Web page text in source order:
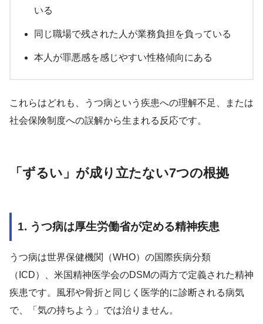
いる
同じ職場で残された人が業務負担を負っている
本人が罪悪感を感じやすい性格傾向にある
これらはどれも、うつ病という疾患への理解不足、または
社会保険制度への誤解から生まれる反応です。
「ずるい」が成り立たない7つの根拠
1. うつ病は厚生労働省が定める精神疾患
うつ病は世界保健機関（WHO）の国際疾病分類
（ICD）、米国精神医学会のDSMの両方で定義された精神
疾患です。風邪や骨折と同じく医学的に診断される病気
で、「気の持ちよう」では治りません。